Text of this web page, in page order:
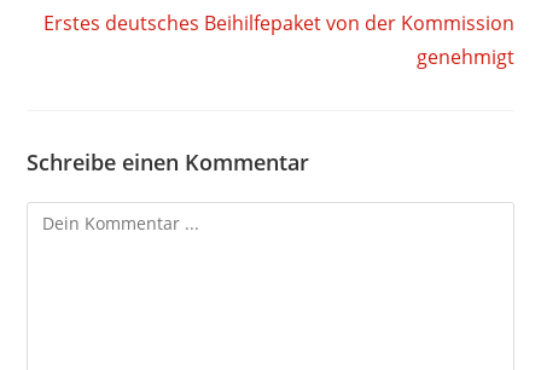
Erstes deutsches Beihilfepaket von der Kommission
genehmigt
Schreibe einen Kommentar
Kommentieren